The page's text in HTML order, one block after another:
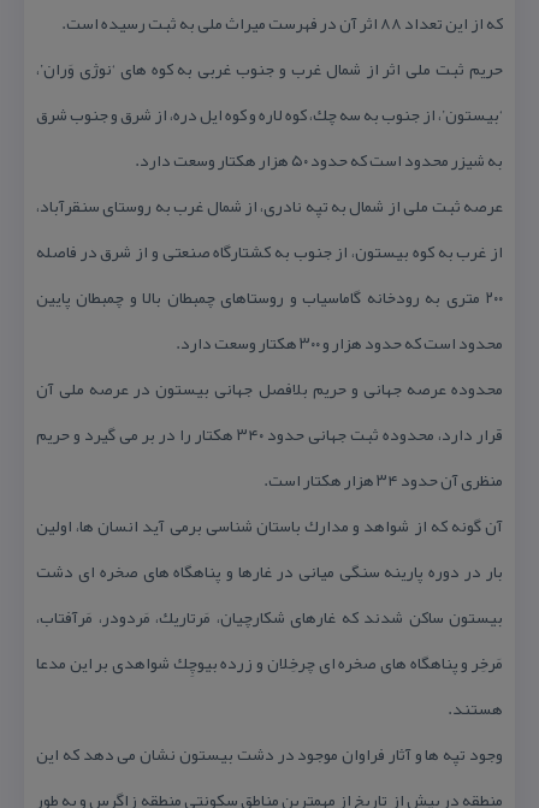
كه از این تعداد ۸۸ اثر آن در فهرست میراث ملی به ثبت رسیده است.
حریم ثبت ملی اثر از شمال غرب و جنوب غربی به كوه های ‘نوژی وَران’،
‘بیستون’، از جنوب به سه چك، كوه لاره و كوه ایل دره، از شرق و جنوب شرق
به شیزر محدود است كه حدود ۵۰ هزار هكتار وسعت دارد.
عرصه ثبت ملی از شمال به تپه نادری، از شمال غرب به روستای سنقرآباد،
از غرب به كوه بیستون، از جنوب به كشتارگاه صنعتی و از شرق در فاصله
۲۰۰ متری به رودخانه گاماسیاب و روستاهای چمبطان بالا و چمبطان پایین
محدود است كه حدود هزار و ۳۰۰ هكتار وسعت دارد.
محدوده عرصه جهانی و حریم بلافصل جهانی بیستون در عرصه ملی آن
قرار دارد، محدوده ثبت جهانی حدود ۳۴۰ هكتار را در بر می گیرد و حریم
منظری آن حدود ۳۴ هزار هكتار است.
آن گونه كه از شواهد و مدارك باستان شناسی برمی آید انسان ها، اولین
بار در دوره پارینه سنگی میانی در غارها و پناهگاه های صخره ای دشت
بیستون ساكن شدند كه غارهای شكارچیان، مَرتاریك، مَردودر، مَرآفتاب،
مَرخِر و پناهگاه های صخره ای چرخِلان و زرده بیوچِك شواهدی بر این مدعا
هستند.
وجود تپه ها و آثار فراوان موجود در دشت بیستون نشان می دهد كه این
منطقه در پیش از تاریخ از مهمترین مناطق سكونتی منطقه زاگرس و به طور